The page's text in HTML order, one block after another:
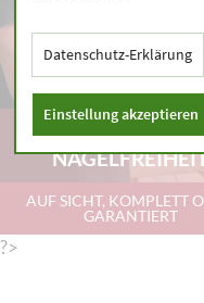
DREI STUFEN
AUF SICHT, KOMPLETT
GARANTIERT
?>
Datenschutz-Erklärung
Einstellung akzeptieren